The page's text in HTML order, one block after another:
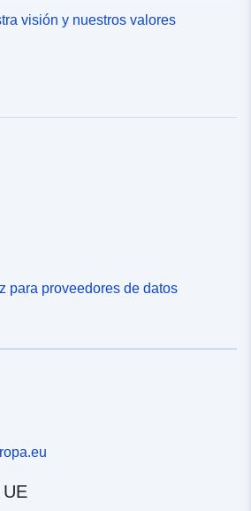
visión y nuestros valores
para proveedores de datos